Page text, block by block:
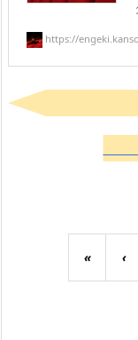
https://
« ‹